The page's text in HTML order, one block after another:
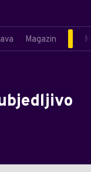
Magazin